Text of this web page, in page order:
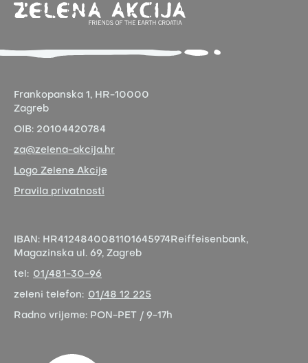
Frankopanska 1, HR-10000
Zagreb
OIB: 20104420784
za@zelena-akcija.hr
Logo Zelene Akcije
Pravila privatnosti
IBAN: HR4124840081101645974 Reiffeisenbank,
Magazinska ul. 69, Zagreb
tel: 01/481-30-96
zeleni telefon: 01/48 12 225
Radno vrijeme: PON-PET / 9-17h